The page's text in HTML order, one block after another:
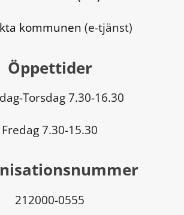
kommunen (e-tjänst)
Öppettider
Torsdag 7.30-16.30
Fredag 7.30-15.30
212000-0555